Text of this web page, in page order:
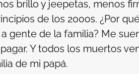
brillo y jeepetas, menos
de los 2000s. ¿Por
gente de la familia? Me
Y todos los muertos
de mi papá.